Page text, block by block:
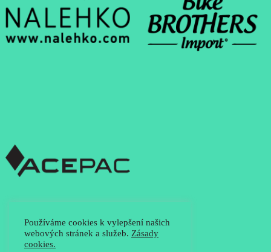
Používáme cookies k vylepšení našich
webových stránek a služeb. Zásady
cookies.